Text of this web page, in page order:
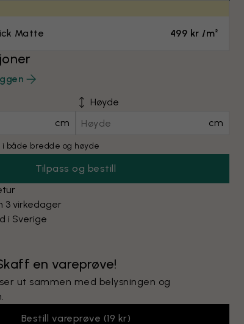
Matte 499 kr /m²
cm
Høyde
cm
i både bredde og høyde
Tilpass og bestill
3 virkedager
i Sverige
en vareprøve!
ut sammen med belysningen og
Bestill vareprøve (19 kr)